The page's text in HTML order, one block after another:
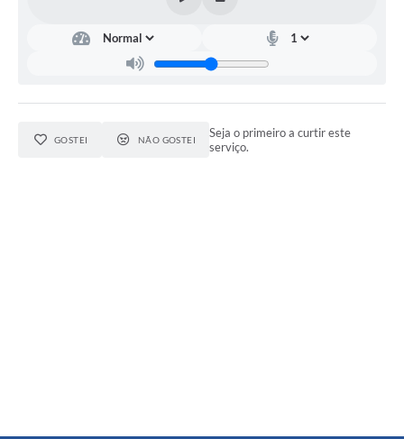
GOSTEI NÃO GOSTEI
Seja o primeiro a curtir este
serviço.